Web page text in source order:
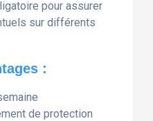
pour assurer
sur différents
:
de protection